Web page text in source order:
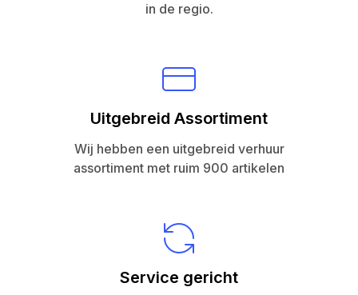
in de regio.
Uitgebreid Assortiment
Wij hebben een uitgebreid verhuur
assortiment met ruim 900 artikelen
Service gericht